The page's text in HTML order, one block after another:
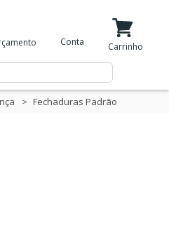
Conta Carrinho
Fechaduras Padrão